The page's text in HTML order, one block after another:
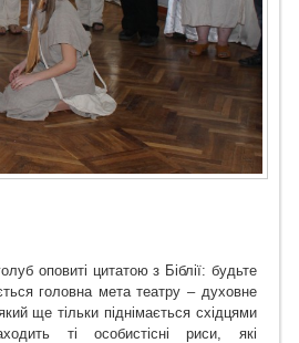
оповиті цитатою з Біблії: будьте
головна мета театру – духовне
ще тільки піднімається східцями
ті особистісні риси, які